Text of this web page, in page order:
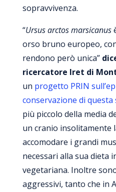
sopravvivenza.
“Ursus arctos marsicanus
orso bruno europeo,
rendono però unica”
ricercatore Iret di
un progetto PRIN
conservazione di questa
più piccolo della media
un cranio insolitamente
accomodare i grandi
necessari alla sua dieta
vegetariana. Inoltre
aggressivi, tanto che in